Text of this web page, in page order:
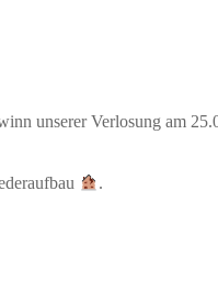
unserer Verlosung am
.